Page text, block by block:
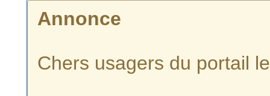
Annonce
Chers usagers du portail